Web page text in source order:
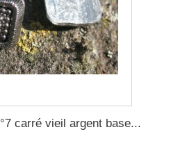
carré vieil argent base...